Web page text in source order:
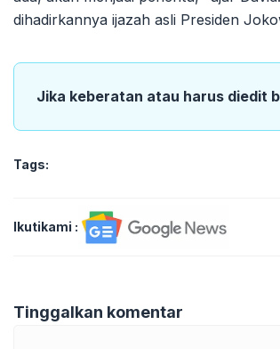
dihadirkannya ijazah asli Presiden
Jika keberatan atau harus diedit
Tags:
Ikutikami :
Tinggalkan komentar